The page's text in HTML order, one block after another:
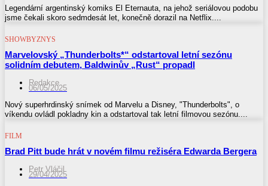
Legendární argentinský komiks El Eternauta, na jehož seriálovou podobu
jsme čekali skoro sedmdesát let, konečně dorazil na Netflix....
SHOWBYZNYS
Marvelovský „Thunderbolts*“ odstartoval letní sezónu
solidním debutem, Baldwinův „Rust“ propadl
Redakce
06/05/2025
Nový superhrdinský snímek od Marvelu a Disney, "Thunderbolts", o
víkendu ovládl pokladny kin a odstartoval tak letní filmovou sezónu....
FILM
Brad Pitt bude hrát v novém filmu režiséra Edwarda Bergera
Petr Vláčil
29/04/2025